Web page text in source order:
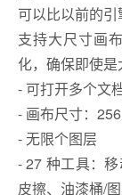
可以比以前的引
支持大尺寸画
化，确保即使是
- 可打开多个文
- 画布尺寸：
- 无限个图层
- 27 种工具：
皮擦、油漆桶/